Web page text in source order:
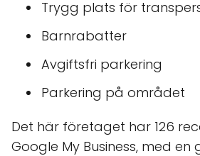
Trygg plats för
Barnrabatter
Avgiftsfri parkering
Parkering på området
Det här företaget har 126
Google My Business, med en